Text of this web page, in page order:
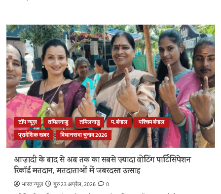
पश्चिम
बंगाल
में
दूसरे
फेज
में
भी
बंपर
वोटिंग,
90
फीसदी
मतदान;
हुगली
में
पड़े
सबसे
ज्यादा
वोट..
टॉप न्यूज़ तमिलनाडु तमिलनाडु प.बंगाल
पश्चिम बंगाल
प्रादेशिक खबर
विधानसभा चुनाव 2026
आज़ादी के बाद से अब तक का सबसे ज़्यादा वोटिंग पार्टिसिपेशन
रिकॉर्ड मतदान, मतदाताओं में जबरदस्त उत्साह
भारत न्यूज़ गुरु 23 अप्रैल, 2026
0